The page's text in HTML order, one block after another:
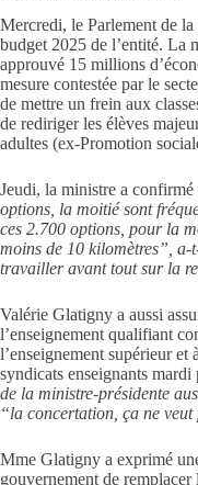
Mercredi, le Parlement de
budget 2025 de l’entité. La
approuvé 15 millions
mesure contestée par le
de mettre un frein aux
de rediriger les élèves
adultes (ex-Promotion
Jeudi, la ministre a
options, la moitié sont
ces 2.700 options, pour la
moins de 10 kilomètres”,
travailler avant tout sur la
Valérie Glatigny a aussi
l’enseignement qualifiant
l’enseignement supérieur
syndicats enseignants mardi
de la ministre-présidente
“la concertation, ça ne veut
Mme Glatigny a exprimé
gouvernement de